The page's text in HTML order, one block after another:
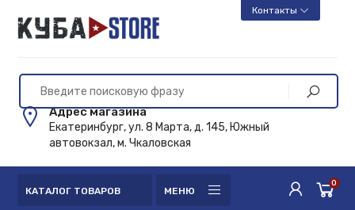
Контакты
Адрес магазина
Екатеринбург, ул. 8 Марта, д. 145, Южный
автовокзал, м. Чкаловская
КАТАЛОГ ТОВАРОВ МЕНЮ
0